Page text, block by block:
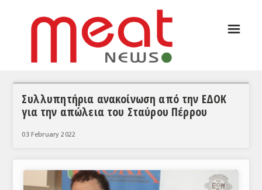
ΣΥΝΕΝΤΕΥΞΕΙΣ
ΘΕΜΑΤΑ
ΚΟΣΜΟΣ
☰
Συλλυπητήρια ανακοίνωση από την ΕΔΟΚ
για την απώλεια του Σταύρου Πέρρου
03 February 2022